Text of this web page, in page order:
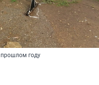
году